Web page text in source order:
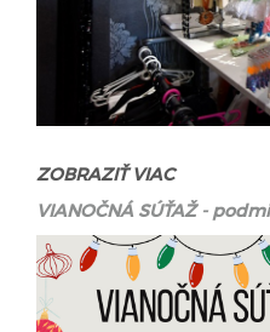
ZOBRAZIŤ VIAC
VIANOČNÁ SÚŤAŽ -